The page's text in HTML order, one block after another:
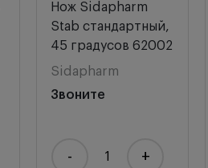
Нож Sidapharm
Stab стандартный,
45 градусов 62002
Sidapharm
Звоните
- +